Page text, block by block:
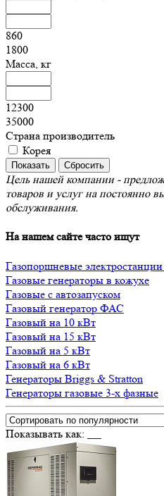
860
1800
Масса, кг
12300
35000
Страна производитель
Корея
Цель нашей компании -
товаров и услуг на постоянно
обслуживания.
На нашем сайте часто ищут
Газопоршневые
Газовые генераторы в кожухе
Газовые с автозапуском
Газовый генератор ФАС
Газовый на 10 кВт
Газовый на 15 кВт
Газовый на 5 кВт
Газовый на 6 кВт
Генераторы Briggs & Stratton
Генераторы газовые 3-х фазные
Показывать как: